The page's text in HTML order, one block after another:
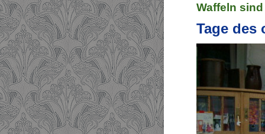
Waffeln
Tage des